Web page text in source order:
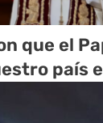
que el
país